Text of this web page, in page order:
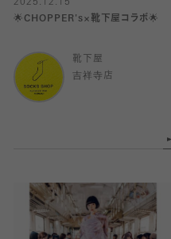
2025.12.15
🌟CHOPPER's×靴下屋コラボ🌟
靴下屋
吉祥寺店